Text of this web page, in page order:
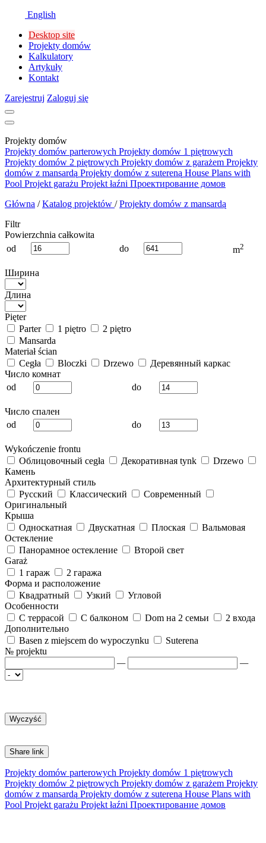
English
Desktop site
Projekty domów
Kalkulatory
Artykuły
Kontakt
Zarejestruj Zaloguj się
Projekty domów
Projekty domów parterowych Projekty domów 1 piętrowych
Projekty domów 2 piętrowych Projekty domów z garażem Projekty
domów z mansardą Projekty domów z sutereną House Plans with
Pool Projekt garażu Projekt łaźni Проектирование домов
Główna / Katalog projektów / Projekty domów z mansardą
Filtr
Powierzchnia całkowita
od
do m2
Ширина
Длина
Pięter
Parter
1 piętro
2 piętro
Mansarda
Materiał ścian
Cegła
Bloczki Drzewo
Деревянный каркас
Число комнат
od
do
Число спален
od
do
Wykończenie frontu
Облицовочный cegła
Декоративная tynk
Drzewo
Камень
Архитектурный стиль
Русский
Классический
Современный
Оригинальный
Крыша
Односкатная
Двускатная Плоская
Вальмовая
Остекление
Панорамное остекление
Второй свет
Garaż
1 гараж
2 гаража
Форма и расположение
Квадратный
Узкий
Угловой
Особенности
С террасой
С балконом Dom на 2 семьи
2 входа
Дополнительно
Basen z miejscem do wypoczynku
Suterena
№ projektu
—
—
Share link
Projekty domów parterowych Projekty domów 1 piętrowych
Projekty domów 2 piętrowych Projekty domów z garażem Projekty
domów z mansardą Projekty domów z sutereną House Plans with
Pool Projekt garażu Projekt łaźni Проектирование домов